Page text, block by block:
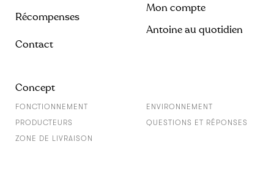
Récompenses
Contact
Mon compte
Antoine au quotidien
Concept
FONCTIONNEMENT
ENVIRONNEMENT
PRODUCTEURS
QUESTIONS ET RÉPONSES
ZONE DE LIVRAISON